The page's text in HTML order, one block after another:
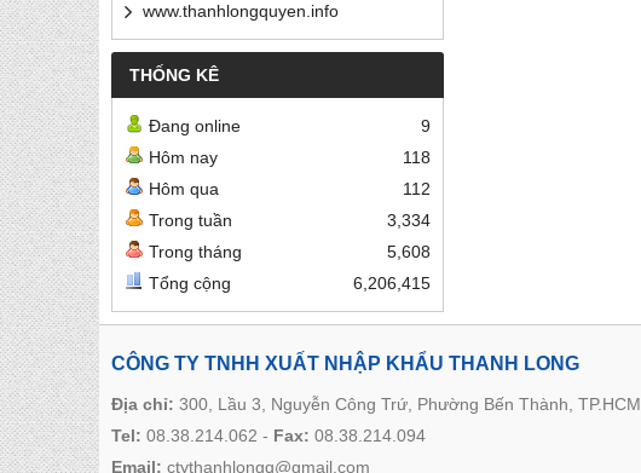
www.thanhlongquyen.info
THỐNG KÊ
Đang online
9
Hôm nay
118
Hôm qua
112
Trong tuần
3,334
Trong tháng
5,608
Tổng cộng
6,206,415
CÔNG TY TNHH XUẤT NHẬP KHẨU THANH LONG
Địa chỉ: 300, Lầu 3, Nguyễn Công Trứ, Phường Bến Thành, TP.HCM
Tel: 08.38.214.062 - Fax: 08.38.214.094
Email: ctythanhlongq@gmail.com